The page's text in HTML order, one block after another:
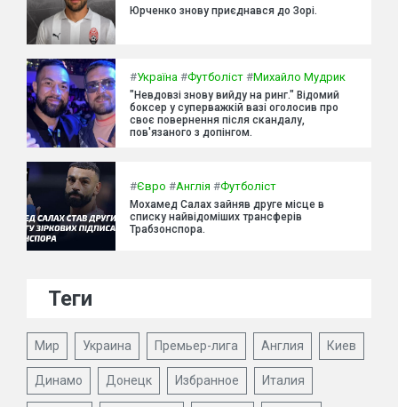
Юрченко знову приєднався до Зорі.
#Україна #Футболіст #Михайло Мудрик
"Невдовзі знову вийду на ринг." Відомий
боксер у суперважкій вазі оголосив про
своє повернення після скандалу,
пов'язаного з допінгом.
#Євро #Англія #Футболіст
Мохамед Салах зайняв друге місце в
списку найвідоміших трансферів
Трабзонспора.
Теги
Мир Украина Премьер-лига Англия Киев
Динамо Донецк Избранное Италия